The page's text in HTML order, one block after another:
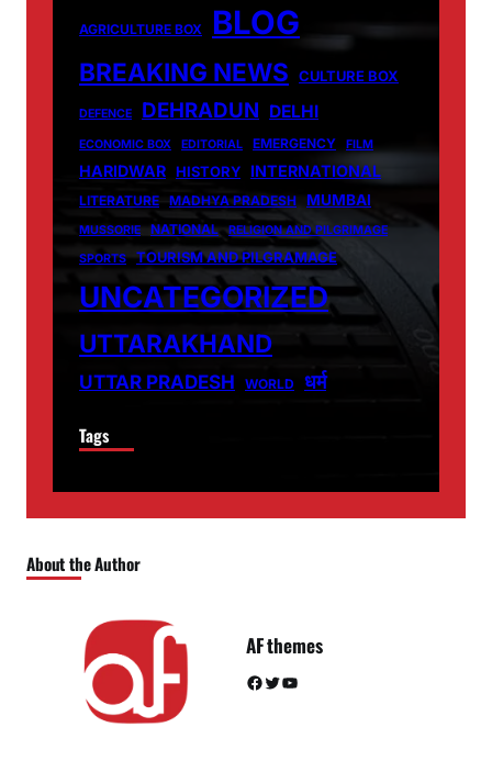
AGRICULTURE BOX BLOG
BREAKING NEWS CULTURE BOX
DEFENCE DEHRADUN DELHI
ECONOMIC BOX EDITORIAL EMERGENCY FILM
HARIDWAR HISTORY INTERNATIONAL
LITERATURE MADHYA PRADESH MUMBAI
MUSSORIE NATIONAL
RELIGION AND PILGRIMAGE
SPORTS
TOURISM AND PILGRAMAGE
UNCATEGORIZED
UTTARAKHAND
UTTAR PRADESH WORLD धर्म
Tags
About the Author
AF themes
Facebook Twitter YouTube